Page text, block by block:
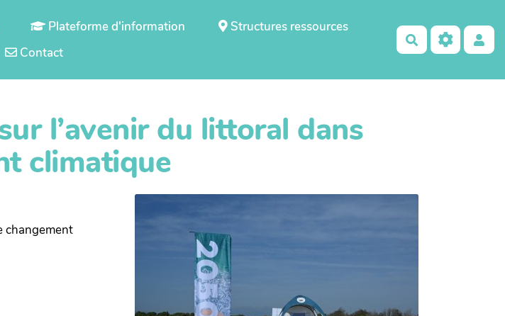
Plateforme d'information
Structures ressources
Contact
Rechercher
l’avenir du littoral dans
climatique
changement